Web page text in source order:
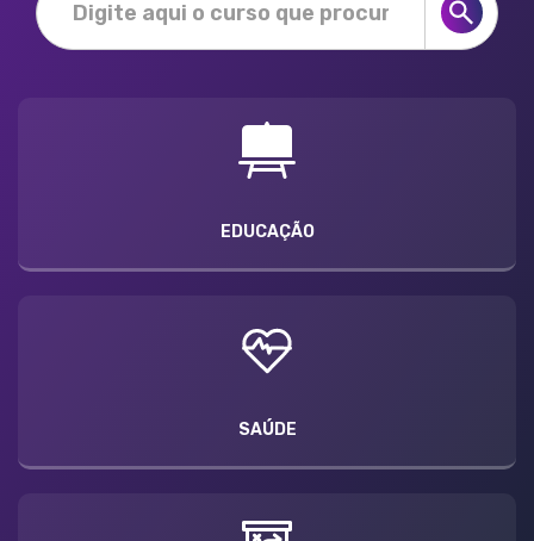
EDUCAÇÃO
SAÚDE